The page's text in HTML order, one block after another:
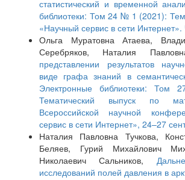
статистический и временной
библиотеки: Том 24 № 1 (2021):
«Научный сервис в сети Интернет».
Ольга Муратовна Атаева,
Серебряков, Наталия
представлении результатов
виде графа знаний в
Электронные библиотеки:
Тематический выпуск по
Всероссийской научной
сервис в сети Интернет», 24–27
Наталия Павловна Тучкова,
Беляев, Гурий Михайлович
Николаевич Сальников,
исследований полей давления в